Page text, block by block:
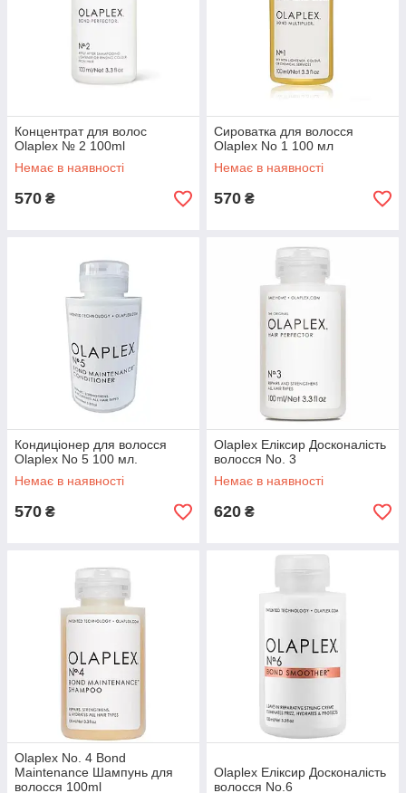
Концентрат для волос
Olaplex № 2 100ml
Немає в наявності
570 ₴
Сироватка для волосся
Olaplex No 1 100 мл
Немає в наявності
570 ₴
Кондиціонер для волосся
Olaplex No 5 100 мл.
Немає в наявності
570 ₴
Olaplex Еліксир Досконалість
волосся No. 3
Немає в наявності
620 ₴
Olaplex No. 4 Bond
Maintenance Шампунь для
волосся 100ml
Olaplex Еліксир Досконалість
волосся No.6